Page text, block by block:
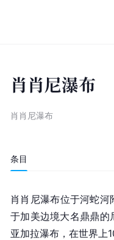
肖肖尼瀑布
肖肖尼瀑布
条目
肖肖尼瀑布位于河蛇河
于加美边境大名鼎鼎的
亚加拉瀑布，在世界上